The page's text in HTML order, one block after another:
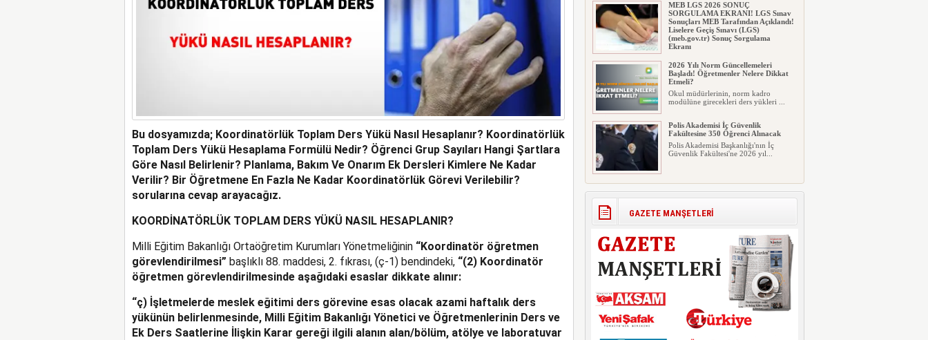
Bu dosyamızda; Koordinatörlük Toplam Ders Yükü Nasıl Hesaplanır? Koordinatörlük
Toplam Ders Yükü Hesaplama Formülü Nedir? Öğrenci Grup Sayıları Hangi Şartlara
Göre Nasıl Belirlenir? Planlama, Bakım Ve Onarım Ek Dersleri Kimlere Ne Kadar
Verilir? Bir Öğretmene En Fazla Ne Kadar Koordinatörlük Görevi Verilebilir?
sorularına cevap arayacağız.
KOORDİNATÖRLÜK TOPLAM DERS YÜKÜ NASIL HESAPLANIR?
Milli Eğitim Bakanlığı Ortaöğretim Kurumları Yönetmeliğinin “Koordinatör öğretmen
görevlendirilmesi” başlıklı 88. maddesi, 2. fıkrası, (ç-1) bendindeki, “(2) Koordinatör
öğretmen görevlendirilmesinde aşağıdaki esaslar dikkate alınır:
“ç) İşletmelerde meslek eğitimi ders görevine esas olacak azami haftalık ders
yükünün belirlenmesinde, Milli Eğitim Bakanlığı Yönetici ve Öğretmenlerinin Ders ve
Ek Ders Saatlerine İlişkin Karar gereği ilgili alanın alan/bölüm, atölye ve laboratuvar
MEB LGS 2026 SONUÇ
SORGULAMA EKRANI! LGS Sınav
Sonuçları MEB Tarafından Açıklandı!
Liselere Geçiş Sınavı (LGS)
(meb.gov.tr) Sonuç Sorgulama
Ekranı
Milyonlarca öğrenci için ...
2026 Yılı Norm Güncellemeleri
Başladı! Öğretmenler Nelere Dikkat
Etmeli?
Okul müdürlerinin, norm kadro
modülüne girecekleri ders yükleri ...
Polis Akademisi İç Güvenlik
Fakültesine 350 Öğrenci Alınacak
Polis Akademisi Başkanlığı'nın İç
Güvenlik Fakültesi'ne 2026 yıl...
E-Devlet Unutulan Para Sorgulaması
Başladı: Unuttuğunuz Paralar
İlgilendiriyor
İşte Okullarda Öğrencilerin
Kıyafet/Formalarının Belirlenmesine
Dair Usul ve Esaslar
Milli Eğitim Bakanlığı Temel Öğretim
Genel Müdürlüğü 22.07.2026 ...
Motorine Gece Yarısı Büyük İndirim
ABD-İran arasında yeniden diplomasi
yürütüleceği sinyallerinin p...
GAZETE MANŞETLERİ